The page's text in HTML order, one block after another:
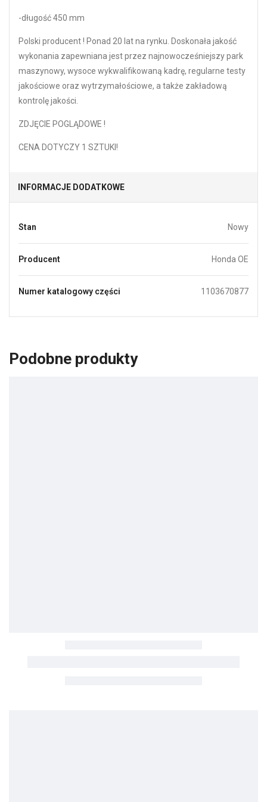
-długość 450 mm
Polski producent ! Ponad 20 lat na rynku. Doskonała jakość
wykonania zapewniana jest przez najnowocześniejszy park
maszynowy, wysoce wykwalifikowaną kadrę, regularne testy
jakościowe oraz wytrzymałościowe, a także zakładową
kontrolę jakości.
ZDJĘCIE POGLĄDOWE !
CENA DOTYCZY 1 SZTUKI!
INFORMACJE DODATKOWE
Stan Nowy
Producent Honda OE
Numer katalogowy części 1103670877
Podobne produkty